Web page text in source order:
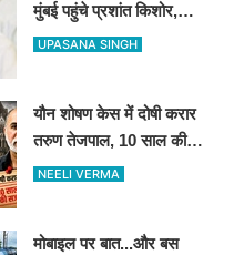
मुंबई पहुंचे प्रशांत किशोर,
NCP प्रमुख सुनेत्रा पवार से
UPASANA SINGH
यौन शोषण केस में दोषी करार
तरुण तेजपाल, 10 साल की
कैद..4 हफ्ते में करना होगा
NEELI VERMA
मोबाइल पर बात...और बस